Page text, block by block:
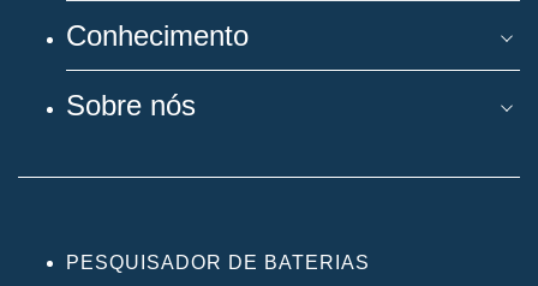
Conhecimento
Sobre nós
PESQUISADOR DE BATERIAS